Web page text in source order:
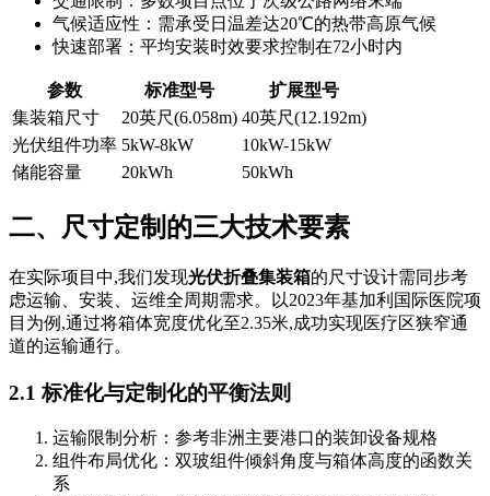
气候适应性：需承受日温差达20℃的热带高原气候
快速部署：平均安装时效要求控制在72小时内
参数 标准型号
扩展型号
集装箱尺寸
20英尺(6.058m) 40英尺(12.192m)
光伏组件功率 5kW-8kW
10kW-15kW
储能容量
20kWh 50kWh
二、尺寸定制的三大技术要素
在实际项目中,我们发现光伏折叠集装箱的尺寸设计需同步考
虑运输、安装、运维全周期需求。以2023年基加利国际医院项
目为例,通过将箱体宽度优化至2.35米,成功实现医疗区狭窄通
道的运输通行。
2.1 标准化与定制化的平衡法则
运输限制分析：参考非洲主要港口的装卸设备规格
组件布局优化：双玻组件倾斜角度与箱体高度的函数关
系